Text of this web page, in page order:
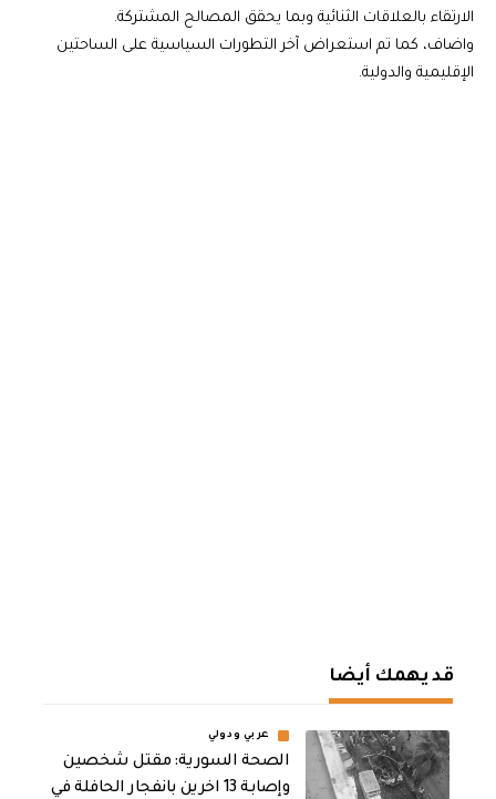
الارتقاء بالعلاقات الثنائية وبما يحقق المصالح المشتركة.
واضاف، كما تم استعراض آخر التطورات السياسية على الساحتين
الإقليمية والدولية.
قد يهمك أيضا
عربي ودولي
الصحة السورية: مقتل شخصين
وإصابة 13 اخرين بانفجار الحافلة في